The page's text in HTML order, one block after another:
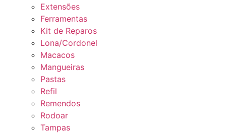
Extensões
Ferramentas
Kit de Reparos
Lona/Cordonel
Macacos
Mangueiras
Pastas
Refil
Remendos
Rodoar
Tampas